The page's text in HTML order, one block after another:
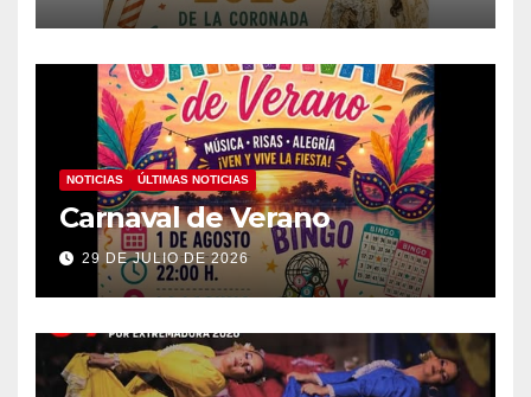
NOTICIAS ÚLTIMAS NOTICIAS
Carnaval de Verano
29 DE JULIO DE 2026